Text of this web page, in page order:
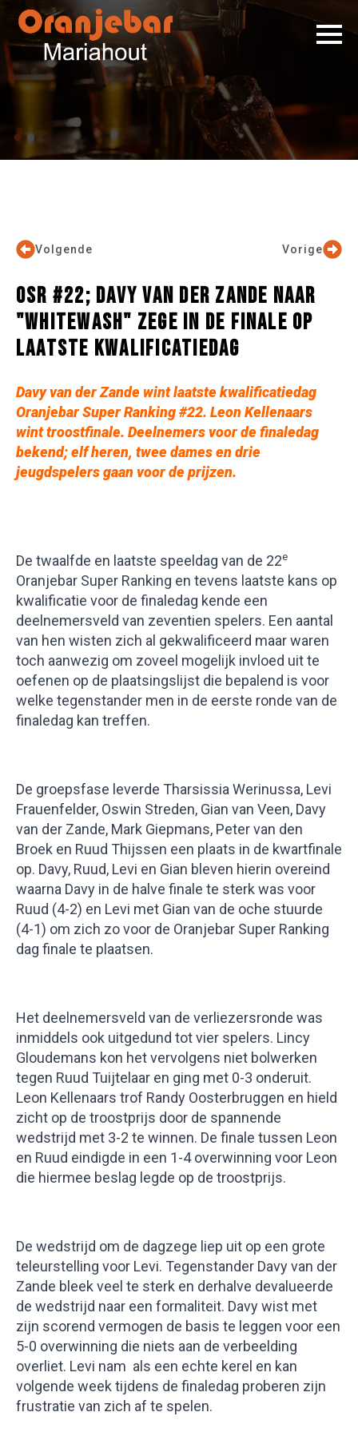
Vorige
Volgende
OSR #22; DAVY VAN DER ZANDE NAAR
"WHITEWASH" ZEGE IN DE FINALE OP
LAATSTE KWALIFICATIEDAG
Davy van der Zande wint laatste kwalificatiedag
Oranjebar Super Ranking #22. Leon Kellenaars
wint troostfinale. Deelnemers voor de finaledag
bekend; elf heren, twee dames en drie
jeugdspelers gaan voor de prijzen.
De twaalfde en laatste speeldag van de 22e
Oranjebar Super Ranking en tevens laatste kans op
kwalificatie voor de finaledag kende een
deelnemersveld van zeventien spelers. Een aantal
van hen wisten zich al gekwalificeerd maar waren
toch aanwezig om zoveel mogelijk invloed uit te
oefenen op de plaatsingslijst die bepalend is voor
welke tegenstander men in de eerste ronde van de
finaledag kan treffen.
De groepsfase leverde Tharsissia Werinussa, Levi
Frauenfelder, Oswin Streden, Gian van Veen, Davy
van der Zande, Mark Giepmans, Peter van den
Broek en Ruud Thijssen een plaats in de kwartfinale
op. Davy, Ruud, Levi en Gian bleven hierin overeind
waarna Davy in de halve finale te sterk was voor
Ruud (4-2) en Levi met Gian van de oche stuurde
(4-1) om zich zo voor de Oranjebar Super Ranking
dag finale te plaatsen.
Het deelnemersveld van de verliezersronde was
inmiddels ook uitgedund tot vier spelers. Lincy
Gloudemans kon het vervolgens niet bolwerken
tegen Ruud Tuijtelaar en ging met 0-3 onderuit.
Leon Kellenaars trof Randy Oosterbruggen en hield
zicht op de troostprijs door de spannende
wedstrijd met 3-2 te winnen. De finale tussen Leon
en Ruud eindigde in een 1-4 overwinning voor Leon
die hiermee beslag legde op de troostprijs.
De wedstrijd om de dagzege liep uit op een grote
teleurstelling voor Levi. Tegenstander Davy van der
Zande bleek veel te sterk en derhalve devalueerde
de wedstrijd naar een formaliteit. Davy wist met
zijn scorend vermogen de basis te leggen voor een
5-0 overwinning die niets aan de verbeelding
overliet. Levi nam als een echte kerel en kan
volgende week tijdens de finaledag proberen zijn
frustratie van zich af te spelen.